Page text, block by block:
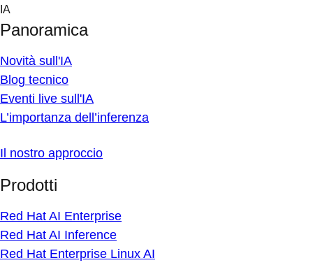
Skip
content
IA
Panoramica
Novità sull'IA
Blog tecnico
Eventi live sull'IA
L’importanza dell’inferenza
Il nostro approccio
Prodotti
Red Hat AI Enterprise
Red Hat AI Inference
Red Hat Enterprise Linux AI